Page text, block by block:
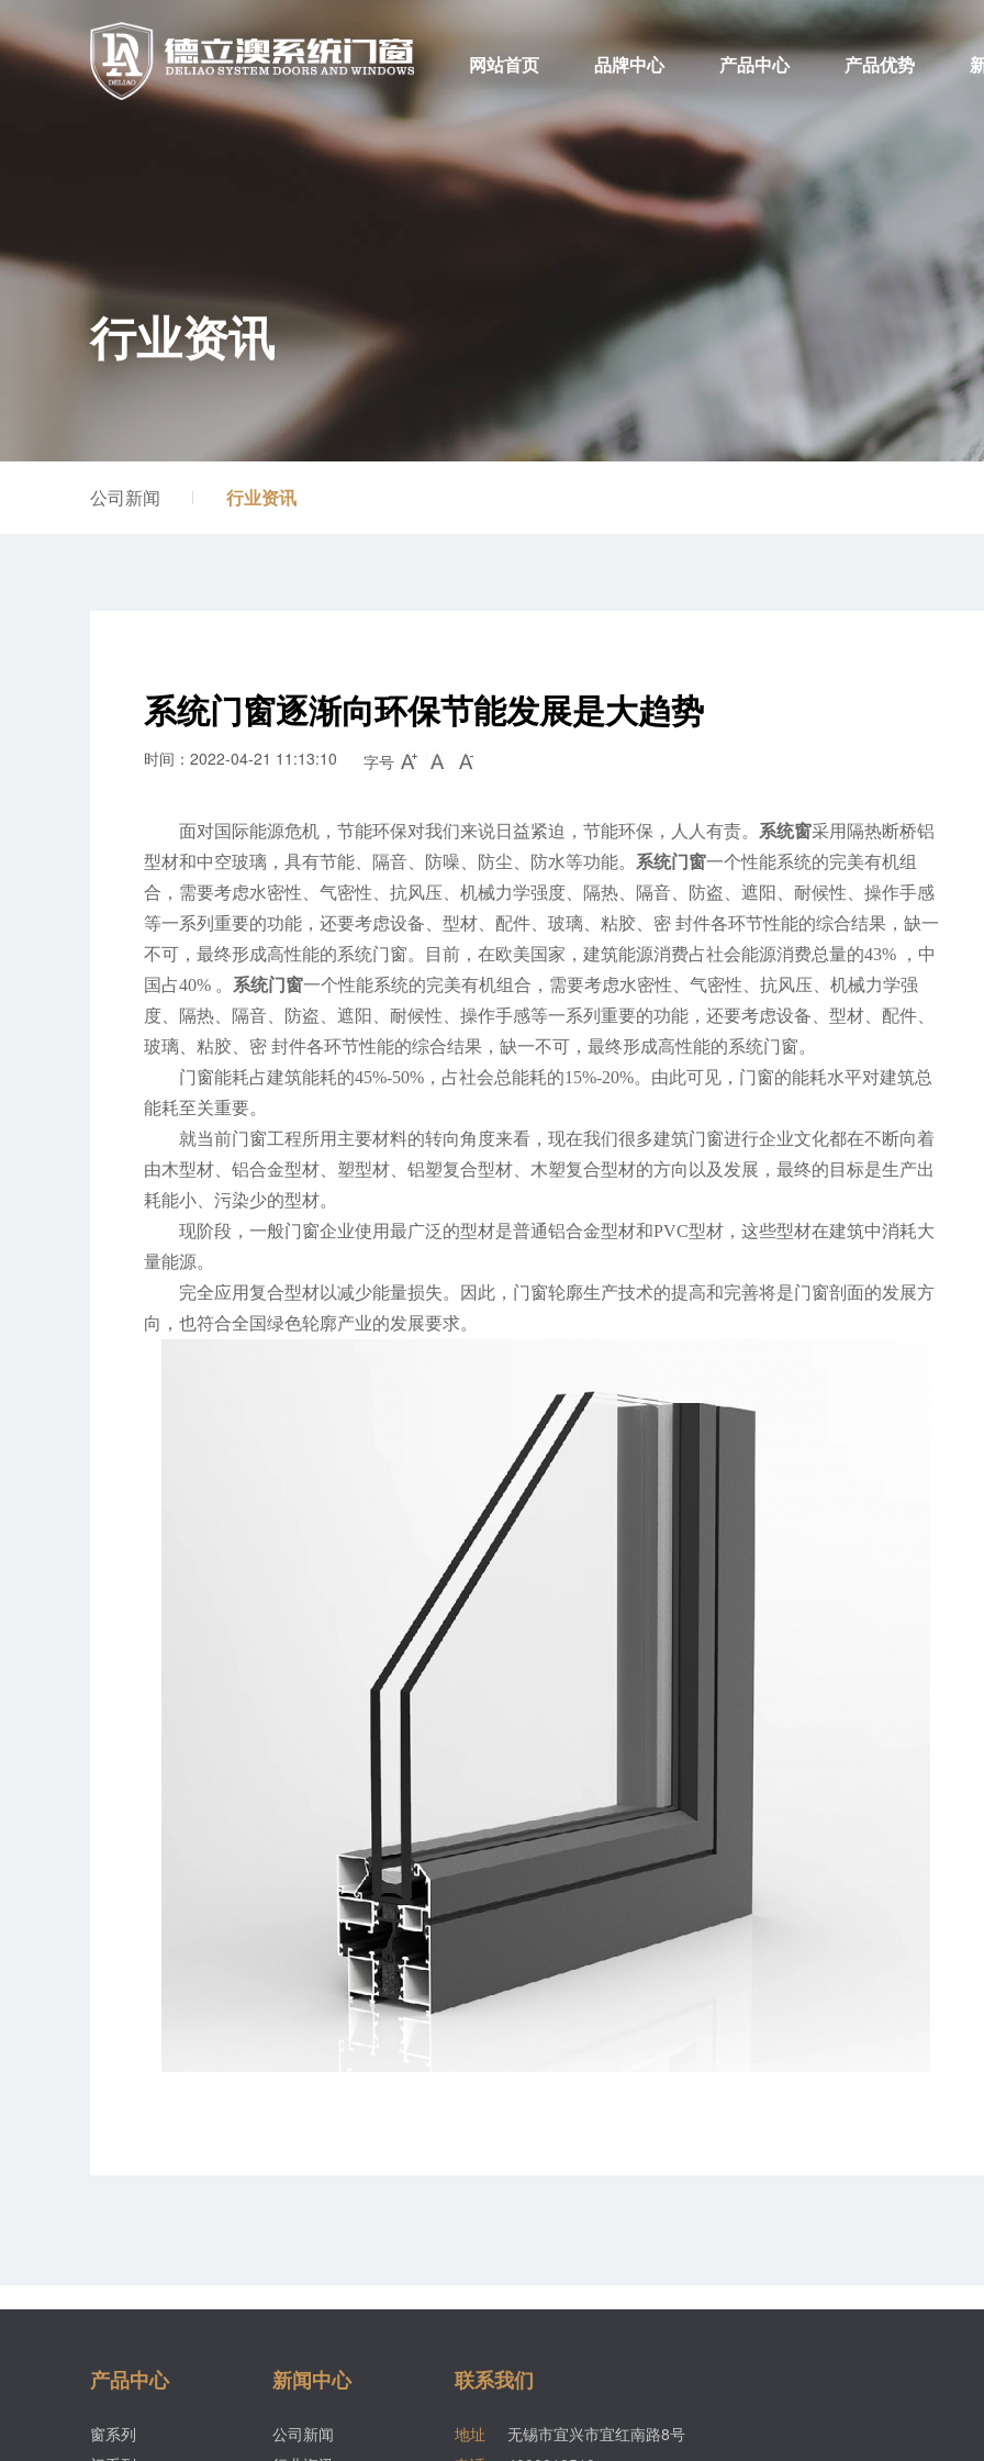
网站首页 品牌中心 产品中心 产品优势
行业资讯
公司新闻 行业资讯
系统门窗逐渐向环保节能发展是大趋势
时间：2022-04-21 11:13:10 字号
面对国际能源危机，节能环保对我们来说日益紧迫，节能环保，人人有责。 系统窗采用隔热断桥铝
型材和中空玻璃，具有节能、隔音、防噪、防尘、防水等功能。 系统门窗一个性能系统的完美有机组
合，需要考虑水密性、气密性、抗风压、机械力学强度、隔热、隔音、防盗、遮阳、耐候性、操作手感
等一系列重要的功能，还要考虑设备、型材、配件、玻璃、粘胶、密 封件各环节性能的综合结果，缺一
不可，最终形成高性能的系统门窗。目前，在欧美国家，建筑能源消费占社会能源消费总量的43% ，中
国占40% 。 系统门窗一个性能系统的完美有机组合，需要考虑水密性、气密性、抗风压、机械力学强
度、隔热、隔音、防盗、遮阳、耐候性、操作手感等一系列重要的功能，还要考虑设备、型材、配件、
玻璃、粘胶、密 封件各环节性能的综合结果，缺一不可，最终形成高性能的系统门窗。
门窗能耗占建筑能耗的45%-50%，占社会总能耗的15%-20%。由此可见，门窗的能耗水平对建筑总
能耗至关重要。
就当前门窗工程所用主要材料的转向角度来看，现在我们很多建筑门窗进行企业文化都在不断向着
由木型材、铝合金型材、塑型材、铝塑复合型材、木塑复合型材的方向以及发展，最终的目标是生产出
耗能小、污染少的型材。
现阶段，一般门窗企业使用最广泛的型材是普通铝合金型材和PVC型材，这些型材在建筑中消耗大
量能源。
完全应用复合型材以减少能量损失。因此，门窗轮廓生产技术的提高和完善将是门窗剖面的发展方
向，也符合全国绿色轮廓产业的发展要求。
产品中心
窗系列
新闻中心
公司新闻
联系我们
地址
无锡市宜兴市宜红南路8号